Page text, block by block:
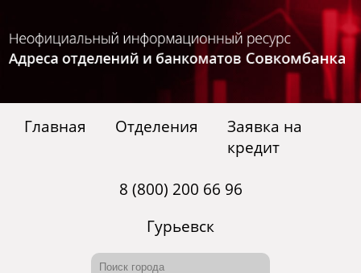
Главная Отделения
Заявка на
кредит
8 (800) 200 66 96
Гурьевск